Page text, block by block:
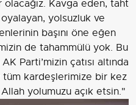
olacağız. Kavga eden, taht
yolsuzluk ve
başını öne eğen
de tahammülü yok. Bu
Parti’mizin çatısı altında
tüm kardeşlerimize bir kez
yolumuzu açık etsin."